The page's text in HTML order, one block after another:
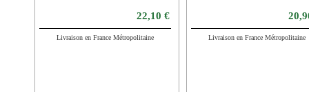
22,10 €
Livraison en France Métropolitaine Livraison en France Métropolitaine